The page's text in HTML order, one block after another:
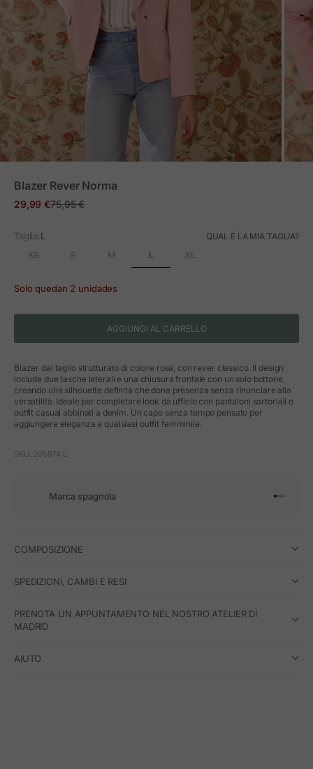
Blazer Rever Norma
Prezzo in offerta
29,99 €Prezzo normale
75,95 €
Taglia:L QUAL È LA MIA TAGLIA?
XS S M L XL
Solo quedan 2 unidades
AGGIUNGI AL CARRELLO
Blazer dal taglio strutturato di colore rosa, con rever classico. Il design
include due tasche laterali e una chiusura frontale con un solo bottone,
creando una silhouette definita che dona presenza senza rinunciare alla
versatilità. Ideale per completare look da ufficio con pantaloni sartoriali o
outfit casual abbinati a denim. Un capo senza tempo pensato per
aggiungere eleganza a qualsiasi outfit femminile.
SKU: 205974.L
Marca spagnola Vai
Vai
Vai
Vai
COMPOSIZIONE
SPEDIZIONI, CAMBI E RESI
PRENOTA UN APPUNTAMENTO NEL NOSTRO ATELIER DI
MADRID
AIUTO